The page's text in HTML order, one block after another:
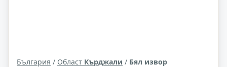
България / Област Кърджали / Бял извор